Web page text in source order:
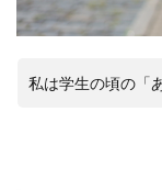
私は学生の頃の「